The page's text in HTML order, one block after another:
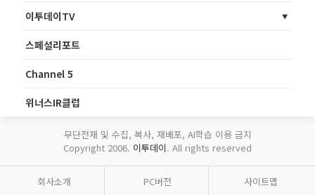
이투데이TV
스페셜리포트
Channel 5
위너스IR클럽
무단전재 및 수집, 복사, 재배포, AI학습 이용 금지
Copyright 2006. 이투데이. All rights reserved
회사소개 PC버전 사이트맵